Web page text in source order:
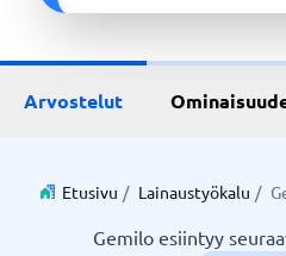
Arvostelut
Etusivu / Lainaustyökalu /
Gemilo esiintyy